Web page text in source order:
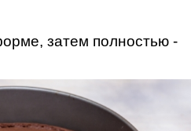
затем полностью -